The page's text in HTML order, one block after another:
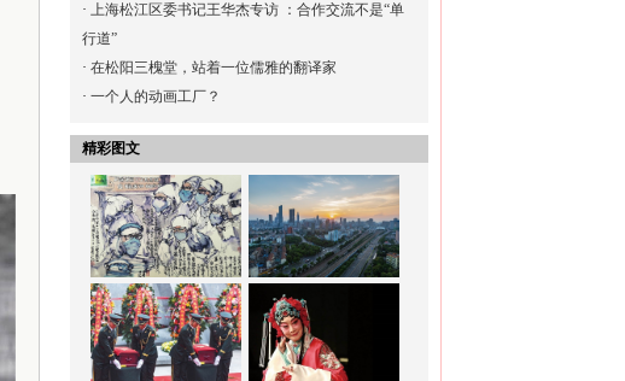
· 上海松江区委书记王华杰专访 ：合作交流不是“单
行道”
· 在松阳三槐堂，站着一位儒雅的翻译家
· 一个人的动画工厂？
精彩图文